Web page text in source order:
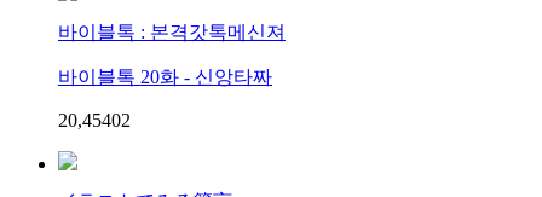
바이블톡 : 본격갓톡메신져
바이블톡 20화 - 신앙타짜
20,45402